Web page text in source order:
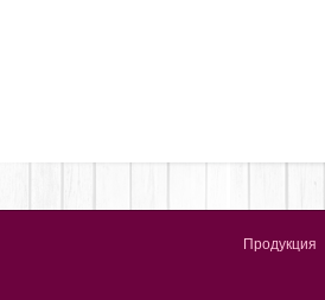
Продукция